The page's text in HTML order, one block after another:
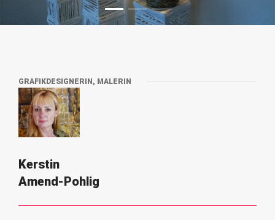
GRAFIKDESIGNERIN, MALERIN
Kerstin
Amend-Pohlig